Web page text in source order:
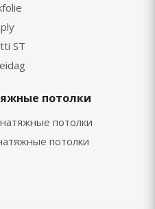
ST
потолки
потолки
потолки